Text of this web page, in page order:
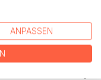
zu einem Gefühl
ANPASSEN